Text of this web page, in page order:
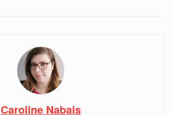
Caroline Nabais